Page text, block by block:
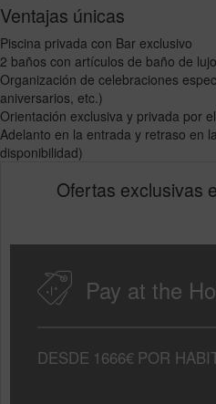
Ventajas únicas
Piscina privada con Bar exclusivo
2 baños con artículos de baño de lujo
Organización de celebraciones
aniversarios, etc.)
Orientación exclusiva y privada por
Adelanto en la entrada y retraso en
disponibilidad)
Ofertas exclusivas
Pay at the
DESDE 1666€ POR